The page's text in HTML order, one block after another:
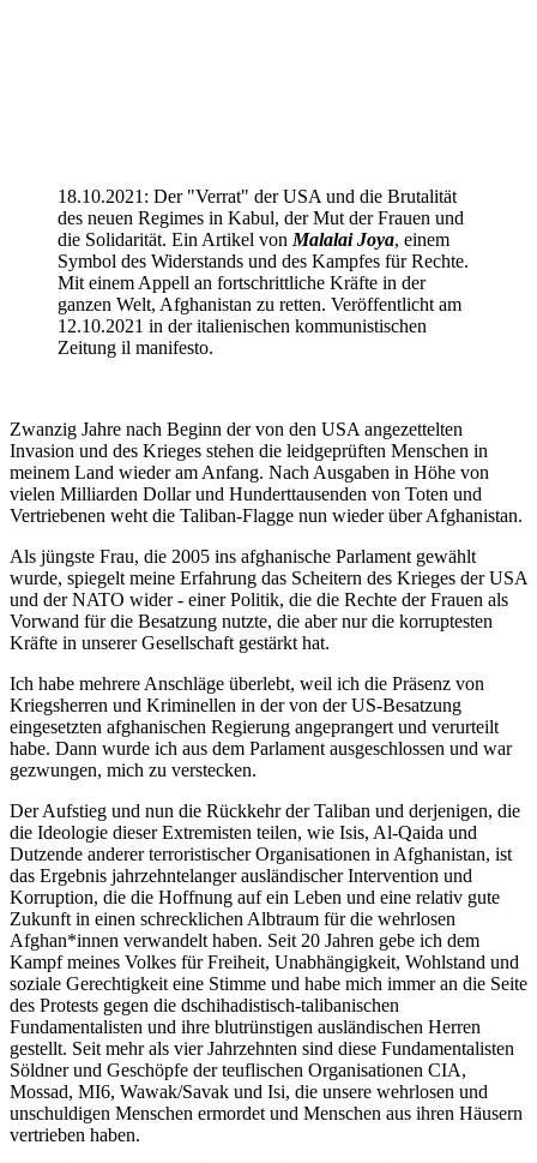
18.10.2021: Der "Verrat" der USA und die Brutalität
des neuen Regimes in Kabul, der Mut der Frauen und
die Solidarität. Ein Artikel von Malalai Joya, einem
Symbol des Widerstands und des Kampfes für Rechte.
Mit einem Appell an fortschrittliche Kräfte in der
ganzen Welt, Afghanistan zu retten. Veröffentlicht am
12.10.2021 in der italienischen kommunistischen
Zeitung il manifesto.
Zwanzig Jahre nach Beginn der von den USA angezettelten
Invasion und des Krieges stehen die leidgeprüften Menschen in
meinem Land wieder am Anfang. Nach Ausgaben in Höhe von
vielen Milliarden Dollar und Hunderttausenden von Toten und
Vertriebenen weht die Taliban-Flagge nun wieder über Afghanistan.
Als jüngste Frau, die 2005 ins afghanische Parlament gewählt
wurde, spiegelt meine Erfahrung das Scheitern des Krieges der USA
und der NATO wider - einer Politik, die die Rechte der Frauen als
Vorwand für die Besatzung nutzte, die aber nur die korruptesten
Kräfte in unserer Gesellschaft gestärkt hat.
Ich habe mehrere Anschläge überlebt, weil ich die Präsenz von
Kriegsherren und Kriminellen in der von der US-Besatzung
eingesetzten afghanischen Regierung angeprangert und verurteilt
habe. Dann wurde ich aus dem Parlament ausgeschlossen und war
gezwungen, mich zu verstecken.
Der Aufstieg und nun die Rückkehr der Taliban und derjenigen, die
die Ideologie dieser Extremisten teilen, wie Isis, Al-Qaida und
Dutzende anderer terroristischer Organisationen in Afghanistan, ist
das Ergebnis jahrzehntelanger ausländischer Intervention und
Korruption, die die Hoffnung auf ein Leben und eine relativ gute
Zukunft in einen schrecklichen Albtraum für die wehrlosen
Afghan*innen verwandelt haben. Seit 20 Jahren gebe ich dem
Kampf meines Volkes für Freiheit, Unabhängigkeit, Wohlstand und
soziale Gerechtigkeit eine Stimme und habe mich immer an die Seite
des Protests gegen die dschihadistisch-talibanischen
Fundamentalisten und ihre blutrünstigen ausländischen Herren
gestellt. Seit mehr als vier Jahrzehnten sind diese Fundamentalisten
Söldner und Geschöpfe der teuflischen Organisationen CIA,
Mossad, MI6, Wawak/Savak und Isi, die unsere wehrlosen und
unschuldigen Menschen ermordet und Menschen aus ihren Häusern
vertrieben haben.